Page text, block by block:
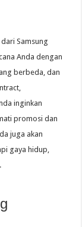
Samsung
Anda dengan
berbeda, dan
inginkan
promosi dan
juga akan
gaya hidup,